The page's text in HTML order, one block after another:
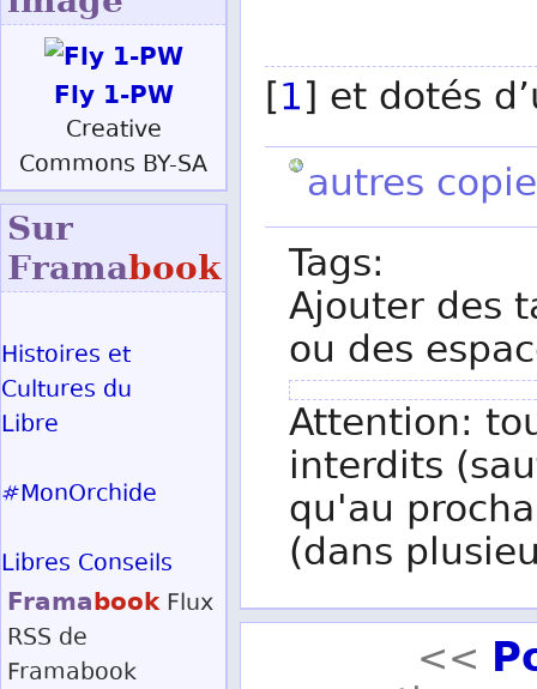
[1] et dotés
autres
Tags:
Ajouter des
ou des
Attention:
interdits
qu'au
(dans
<<
Fly 1-PW
Creative
Commons BY-SA
Sur
Framabook
Histoires et
Cultures du
Libre
#MonOrchide
Libres Conseils
Framabook Flux
RSS de
Framabook